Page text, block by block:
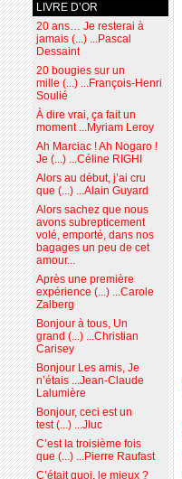
LIVRE D’OR
20 ans… Je resterai à
jamais (...) ...Pascal
Dessaint
20 bougies sur un
mille (...) ...François-Henri
Soulié
À dire vrai, ça fait un
moment ...Myriam Leroy
Ah Marciac ! Ah Nogaro !
Je (...) ...Céline RIGHI
Alors au début, j’ai cru
que (...) ...Alain Guyard
Alors sachez que nous
avons subrepticement
volé, emporté, dans nos
bagages un peu de cet
amour...
Après une première
expérience (...) ...Carole
Zalberg
Bonjour à tous, Un
grand (...) ...Christian
Carisey
Bonjour Les amis, Je
n’étais ...Jean-Claude
Lalumière
Bonjour, ceci est un
test (...) ...Jluc
C’est la troisième fois
que (...) ...Pierre Raufast
C’était quoi, le mieux ?